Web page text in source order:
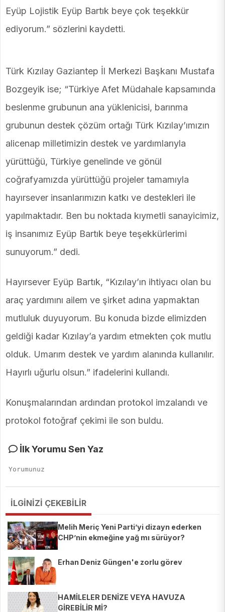
Eyüp Lojistik Eyüp Bartık beye çok teşekkür
ediyorum.” sözlerini kaydetti.
Türk Kızılay Gaziantep İl Merkezi Başkanı Mustafa
Bozgeyik ise; “Türkiye Afet Müdahale kapsamında
beslenme grubunun ana yüklenicisi, barınma
grubunun destek çözüm ortağı Türk Kızılay’ımızın
alicenap milletimizin destek ve yardımlarıyla
yürüttüğü, Türkiye genelinde ve gönül
coğrafyamızda yürüttüğü projeler tamamıyla
hayırsever insanlarımızın katkı ve destekleri ile
yapılmaktadır. Ben bu noktada kıymetli sanayicimiz,
iş insanımız Eyüp Bartık beye teşekkürlerimi
sunuyorum.” dedi.
Hayırsever Eyüp Bartık, “Kızılay’ın ihtiyacı olan bu
araç yardımını ailem ve şirket adına yapmaktan
mutluluk duyuyorum. Bu konuda bizde elimizden
geldiği kadar Kızılay’a yardım etmekten çok mutlu
olduk. Umarım destek ve yardım alanında kullanılır.
Hayırlı uğurlu olsun.” ifadelerini kullandı.
Konuşmalarından ardından protokol imzalandı ve
protokol fotoğraf çekimi ile son buldu.
İlk Yorumu Sen Yaz
İLGİNİZİ ÇEKEBİLİR
Melih Meriç Yeni Parti’yi dizayn ederken
CHP’nin ekmeğine yağ mı sürüyor?
Erhan Deniz Güngen'e zorlu görev
HAMİLELER DENİZE VEYA HAVUZA
GİREBİLİR Mİ?